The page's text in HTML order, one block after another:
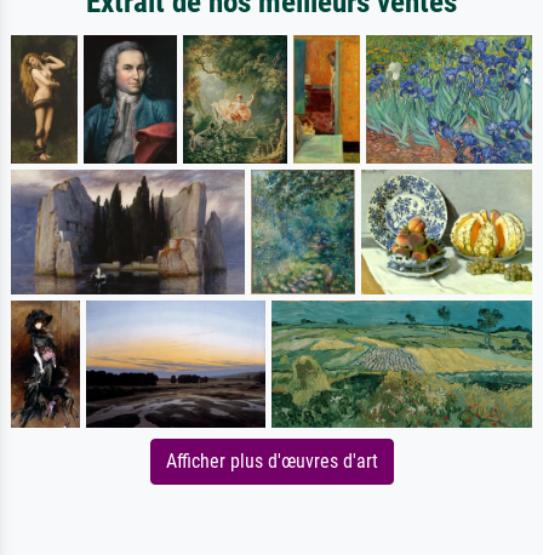
Afficher plus d'œuvres d'art